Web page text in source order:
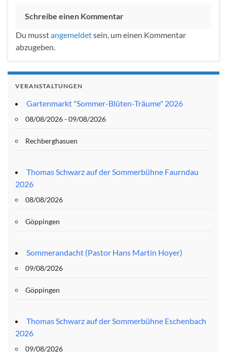
Schreibe einen Kommentar
Du musstangemeldetsein, um einen Kommentar
abzugeben.
VERANSTALTUNGEN
Gartenmarkt "Sommer-Blüten-Träume" 2026
08/08/2026 - 09/08/2026
Rechberghasuen
Thomas Schwarz auf der Sommerbühne Faurndau
2026
08/08/2026
Göppingen
Sommerandacht (Pastor Hans Martin Hoyer)
09/08/2026
Göppingen
Thomas Schwarz auf der Sommerbühne Eschenbach
2026
09/08/2026